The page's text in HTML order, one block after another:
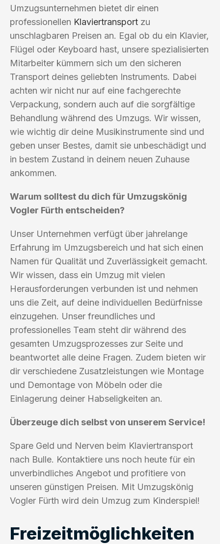
Umzugsunternehmen bietet dir einen
professionellen Klaviertransport zu
unschlagbaren Preisen an. Egal ob du ein Klavier,
Flügel oder Keyboard hast, unsere spezialisierten
Mitarbeiter kümmern sich um den sicheren
Transport deines geliebten Instruments. Dabei
achten wir nicht nur auf eine fachgerechte
Verpackung, sondern auch auf die sorgfältige
Behandlung während des Umzugs. Wir wissen,
wie wichtig dir deine Musikinstrumente sind und
geben unser Bestes, damit sie unbeschädigt und
in bestem Zustand in deinem neuen Zuhause
ankommen.
Warum solltest du dich für Umzugskönig
Vogler Fürth entscheiden?
Unser Unternehmen verfügt über jahrelange
Erfahrung im Umzugsbereich und hat sich einen
Namen für Qualität und Zuverlässigkeit gemacht.
Wir wissen, dass ein Umzug mit vielen
Herausforderungen verbunden ist und nehmen
uns die Zeit, auf deine individuellen Bedürfnisse
einzugehen. Unser freundliches und
professionelles Team steht dir während des
gesamten Umzugsprozesses zur Seite und
beantwortet alle deine Fragen. Zudem bieten wir
dir verschiedene Zusatzleistungen wie Montage
und Demontage von Möbeln oder die
Einlagerung deiner Habseligkeiten an.
Überzeuge dich selbst von unserem Service!
Spare Geld und Nerven beim Klaviertransport
nach Bulle. Kontaktiere uns noch heute für ein
unverbindliches Angebot und profitiere von
unseren günstigen Preisen. Mit Umzugskönig
Vogler Fürth wird dein Umzug zum Kinderspiel!
Freizeitmöglichkeiten